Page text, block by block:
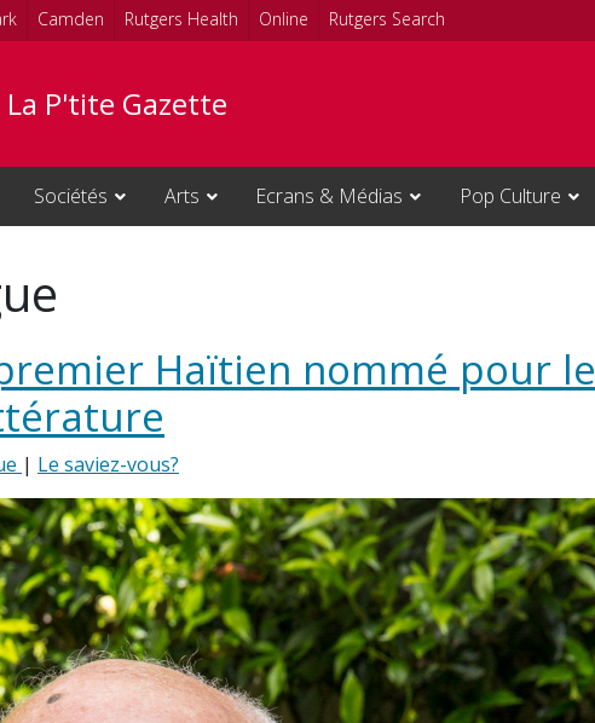
Camden Rutgers Health Online Rutgers Search
La P'tite Gazette
Sociétés Arts Ecrans & Médias Pop Culture
Haïtien nommé pour le
| Le saviez-vous?